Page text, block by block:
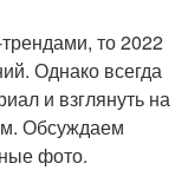
то 2022
Однако всегда
и взглянуть на
Обсуждаем
фото.